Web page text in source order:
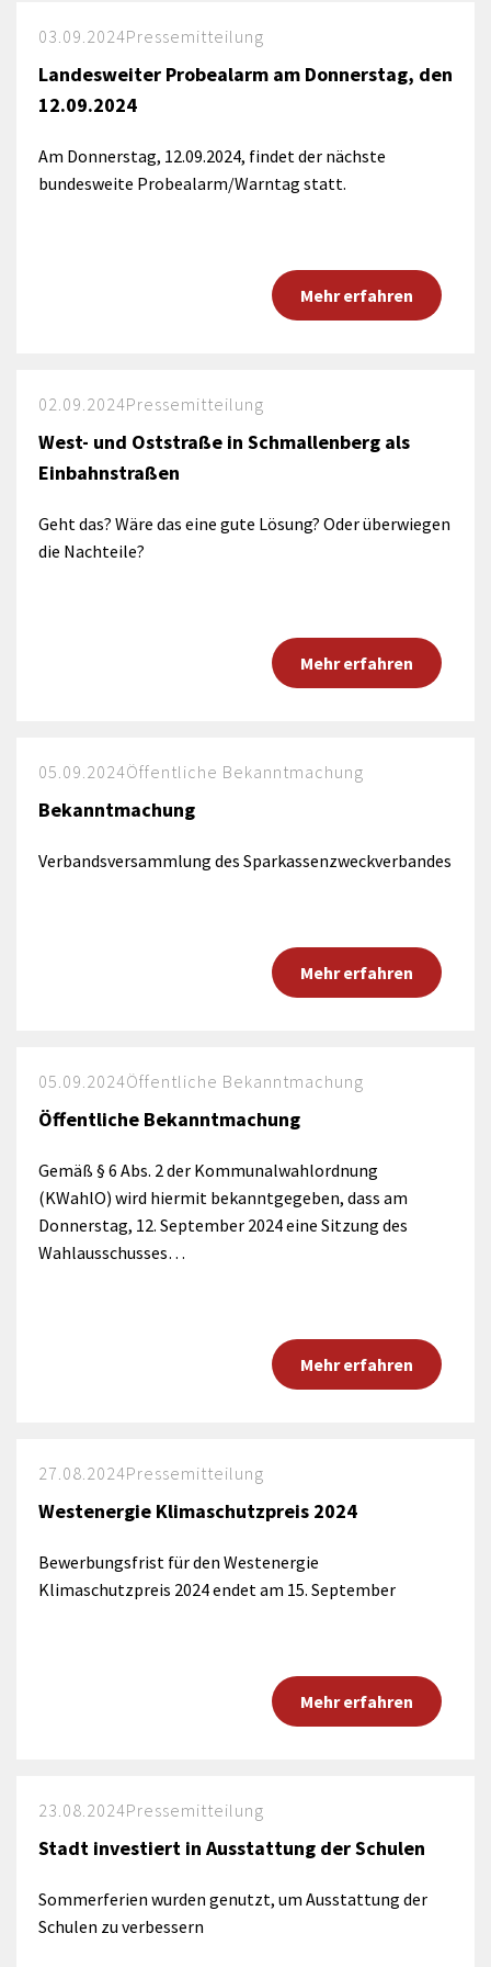
03.09.2024Pressemitteilung
Landesweiter Probealarm am Donnerstag, den
12.09.2024
Am Donnerstag, 12.09.2024, findet der nächste
bundesweite Probealarm/Warntag statt.
Mehr erfahren
02.09.2024Pressemitteilung
West- und Oststraße in Schmallenberg als
Einbahnstraßen
Geht das? Wäre das eine gute Lösung? Oder überwiegen
die Nachteile?
Mehr erfahren
05.09.2024Öffentliche Bekanntmachung
Bekanntmachung
Verbandsversammlung des Sparkassenzweckverbandes
Mehr erfahren
05.09.2024Öffentliche Bekanntmachung
Öffentliche Bekanntmachung
Gemäß § 6 Abs. 2 der Kommunalwahlordnung
(KWahlO) wird hiermit bekanntgegeben, dass am
Donnerstag, 12. September 2024 eine Sitzung des
Wahlausschusses…
Mehr erfahren
27.08.2024Pressemitteilung
Westenergie Klimaschutzpreis 2024
Bewerbungsfrist für den Westenergie
Klimaschutzpreis 2024 endet am 15. September
Mehr erfahren
23.08.2024Pressemitteilung
Stadt investiert in Ausstattung der Schulen
Sommerferien wurden genutzt, um Ausstattung der
Schulen zu verbessern